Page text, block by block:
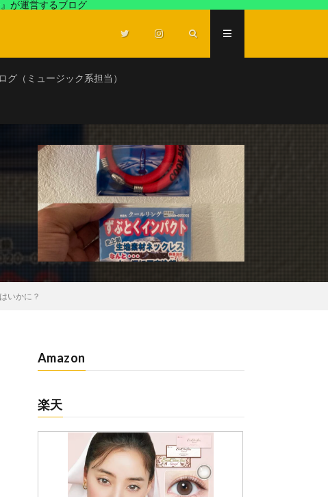
が運営するブログ
グ（ミュージック系担当）
いかに？
Amazon
楽天